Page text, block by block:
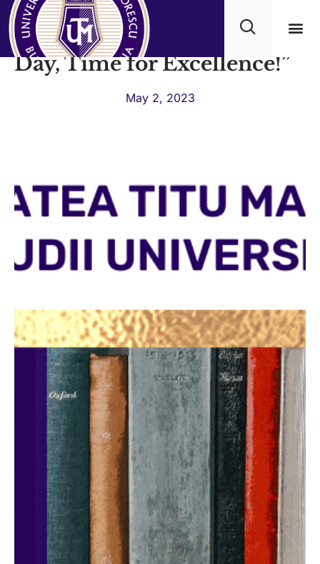
The conference „Treaties
Day, Time for Excellence!”
May 2, 2023